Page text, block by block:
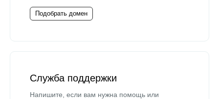
Подобрать домен
Служба поддержки
Напишите, если вам нужна помощь или